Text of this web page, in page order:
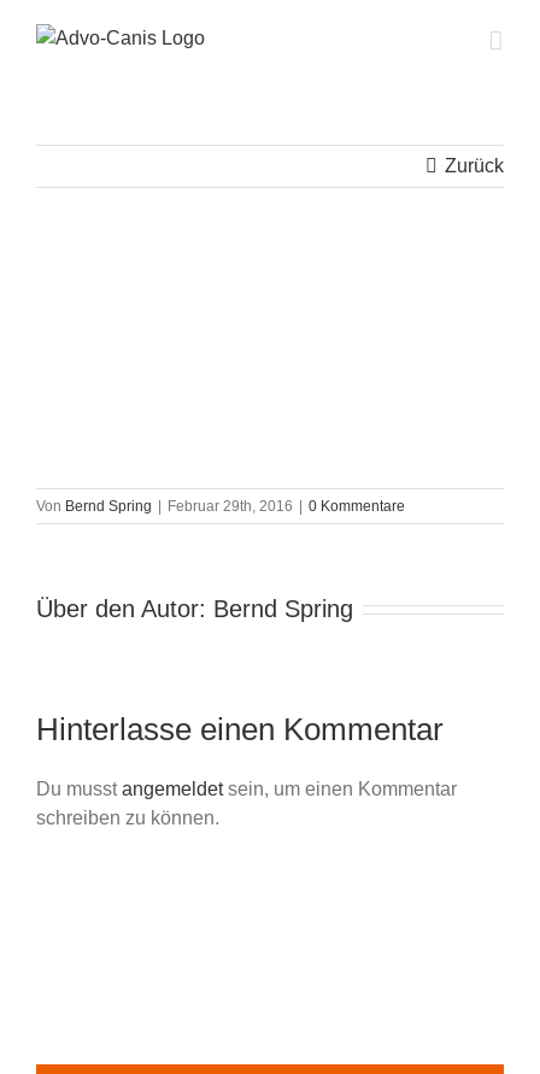
Inhalt
Zurück
Von Bernd Spring | Februar 29th, 2016 | 0 Kommentare
Über den Autor: Bernd Spring
Hinterlasse einen Kommentar
Du musstangemeldetsein, um einen Kommentar
schreiben zu können.